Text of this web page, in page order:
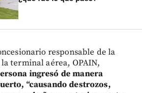
responsable de la
terminal aérea, OPAIN,
ingresó de manera
“causando destrozos,